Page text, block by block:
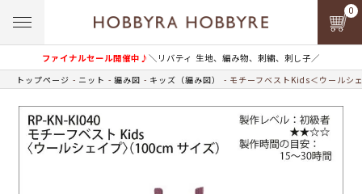
ファイナルセール開催中♪＼リバティ 生地、編み物、刺繍、刺し子／
0
トップページ ニット 編み図 キッズ（編み図） モチーフベストKids＜ウールシ